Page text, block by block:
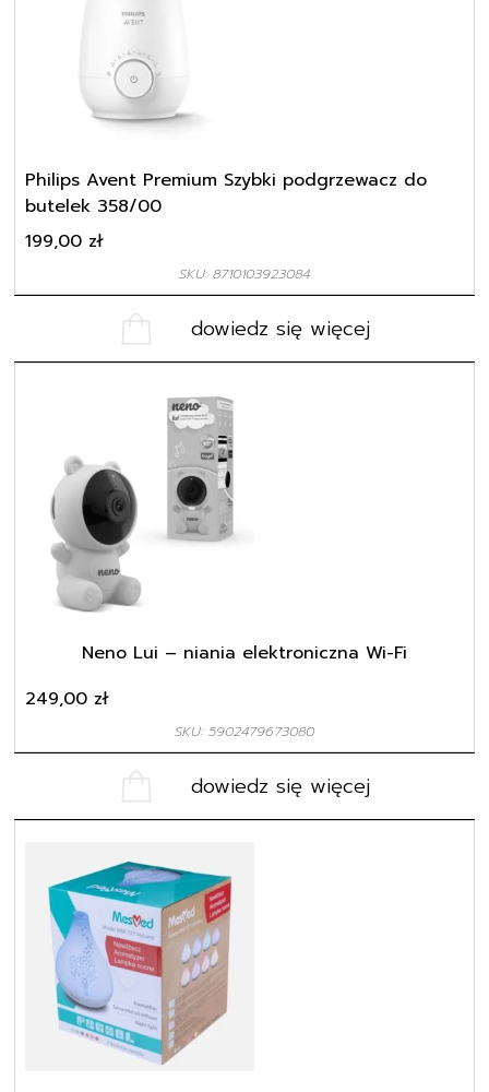
Philips Avent Premium Szybki podgrzewacz do
butelek 358/00
SKU: 8710103923084
199,00 zł
dowiedz się więcej
Neno Lui – niania elektroniczna Wi-Fi
SKU: 5902479673080
249,00 zł
dowiedz się więcej